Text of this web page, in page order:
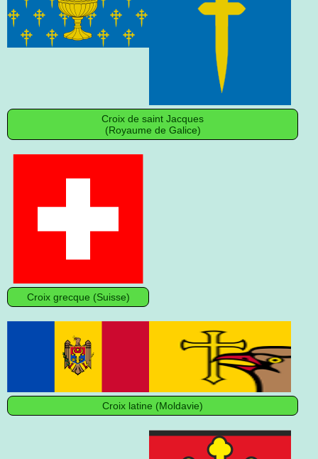
Croix de saint Jacques
(Royaume de Galice)
Croix grecque (Suisse)
Croix latine (Moldavie)